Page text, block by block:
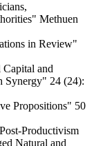
Methuen
in Review"
and
Synergy" 24 (24):
Propositions" 50
Productivism
Natural and